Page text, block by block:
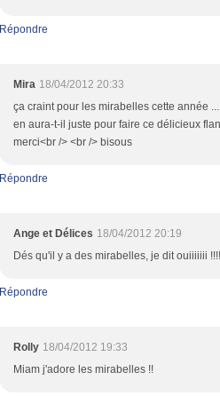
Répondre
Mira 18/04/2012 20:33
ça craint pour les mirabelles cette année
en aura-t-il juste pour faire ce délicieux
merci<br /> <br /> bisous
Répondre
Ange et Délices 18/04/2012 20:19
Dés qu'il y a des mirabelles, je dit ouiiiiiii
Répondre
Rolly 18/04/2012 19:33
Miam j'adore les mirabelles !!